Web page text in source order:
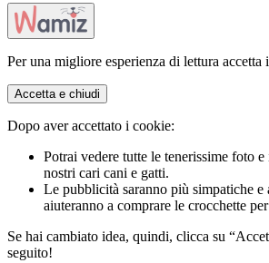
Per una migliore esperienza di lettura accetta
Accetta e chiudi
Dopo aver accettato i cookie:
Potrai vedere tutte le tenerissime foto
nostri cari cani e gatti.
Le pubblicità saranno più simpatiche e
aiuteranno a comprare le crocchette
Se hai cambiato idea, quindi, clicca su
seguito!